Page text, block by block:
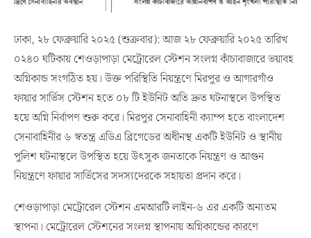
ঢাকা, ২৮ ফেব্রুয়ারি ২০২৫ (শুক্রবার): আজ ২৮ ফেব্রুয়ারি ২০২৫ তারিখ
০২৪০ ঘটিকায় শেওড়াপাড়া মেট্রোরেল স্টেশন সংলগ্ন কাঁচাবাজারে ভয়াবহ
অগ্নিকান্ড সংগঠিত হয়। উক্ত পরিস্থিতি নিয়ন্ত্রণে মিরপুর ও আগারগাঁও
ফায়ার সার্ভিস স্টেশন হতে ০৮ টি ইউনিট অতি দ্রুত ঘটনাস্থলে উপস্থিত
হয়ে অগ্নি নির্বাপণ শুরু করে। মিরপুর সেনাবাহিনী ক্যাম্প হতে বাংলাদেশ
সেনাবাহিনীর ৬ স্বতন্ত্র এডিএ ব্রিগেডের অধীনস্থ একটি ইউনিট ও স্থানীয়
পুলিশ ঘটনাস্থলে উপস্থিত হয়ে উৎসুক জনতাকে নিয়ন্ত্রণ ও আগুন
নিয়ন্ত্রণে ফায়ার সার্ভিসের সদস্যদেরকে সহায়তা প্রদান করে।
শেওড়াপাড়া মেট্রোরেল স্টেশন এমআরটি লাইন-৬ এর একটি অন্যতম
স্থাপনা। মেট্রোরেল স্টেশনের সংলগ্ন স্থাপনায় অগ্নিকান্ডের কারণে